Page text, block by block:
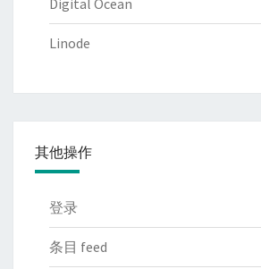
Digital Ocean
Linode
其他操作
登录
条目 feed